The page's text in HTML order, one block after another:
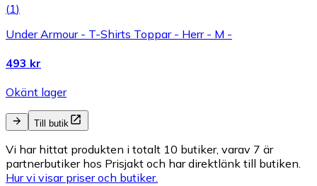
(1)
Under Armour - T-Shirts Toppar - Herr - M -
493 kr
Okänt lager
Till butik
Vi har hittat produkten i totalt 10 butiker, varav 7 är
partnerbutiker hos Prisjakt och har direktlänk till butiken.
Hur vi visar priser och butiker.